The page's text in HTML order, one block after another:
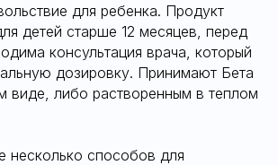
для ребенка. Продукт
детей старше 12 месяцев, перед
консультация врача, который
дозировку. Принимают Бета
виде, либо растворенным в теплом
несколько способов для